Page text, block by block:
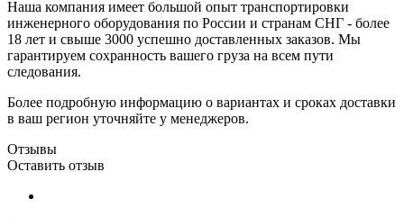
Наша компания имеет большой опыт транспортировки
инженерного оборудования по России и странам СНГ - более
18 лет и свыше 3000 успешно доставленных заказов. Мы
гарантируем сохранность вашего груза на всем пути
следования.
Более подробную информацию о вариантах и сроках доставки
в ваш регион уточняйте у менеджеров.
Отзывы
Оставить отзыв